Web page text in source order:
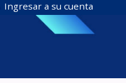
Ingresar a su cuenta